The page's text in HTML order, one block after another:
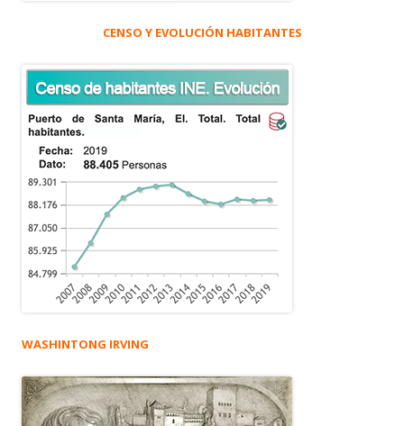
CENSO Y EVOLUCIÓN HABITANTES
WASHINTONG IRVING